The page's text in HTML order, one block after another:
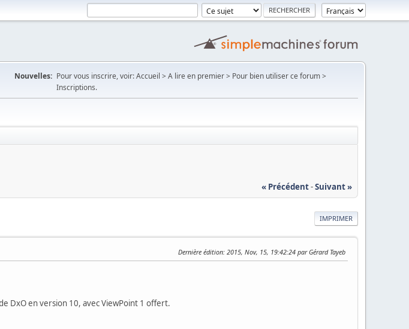
Nouvelles: Pour vous inscrire, voir: Accueil > A lire en premier > Pour bien utiliser ce forum >
Inscriptions.
« Précédent-Suivant »
IMPRIMER
Dernière édition: 2015, Nov, 15, 19:42:24 par Gérard Tayeb
DxO en version 10, avec ViewPoint 1 offert.